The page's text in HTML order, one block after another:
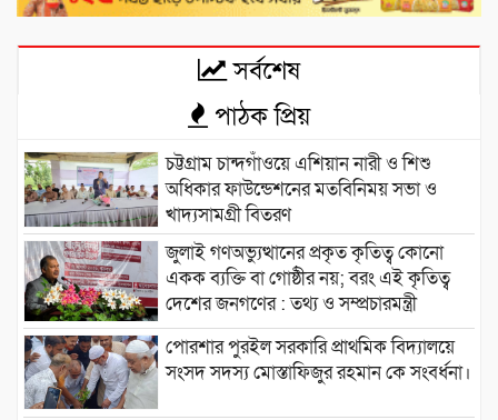
সর্বশেষ
পাঠক প্রিয়
চট্টগ্রাম চান্দগাঁওয়ে এশিয়ান নারী ও শিশু
অধিকার ফাউন্ডেশনের মতবিনিময় সভা ও
খাদ্যসামগ্রী বিতরণ
জুলাই গণঅভ্যুত্থানের প্রকৃত কৃতিত্ব কোনো
একক ব্যক্তি বা গোষ্ঠীর নয়; বরং এই কৃতিত্ব
দেশের জনগণের : তথ্য ও সম্প্রচারমন্ত্রী
পোরশার পুরইল সরকারি প্রাথমিক বিদ্যালয়ে
সংসদ সদস্য মোস্তাফিজুর রহমান কে সংবর্ধনা।